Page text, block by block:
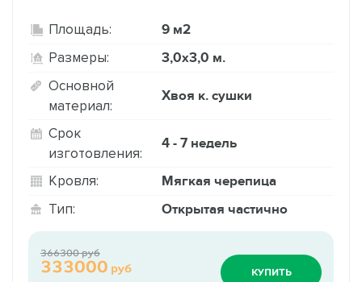
Площадь: 9 м2
Размеры: 3,0х3,0 м.
Основной
материал:
Хвоя к. сушки
Срок
изготовления:
4 - 7 недель
Кровля: Мягкая черепица
Тип: Открытая частично
333000 руб
366300 руб
КУПИТЬ